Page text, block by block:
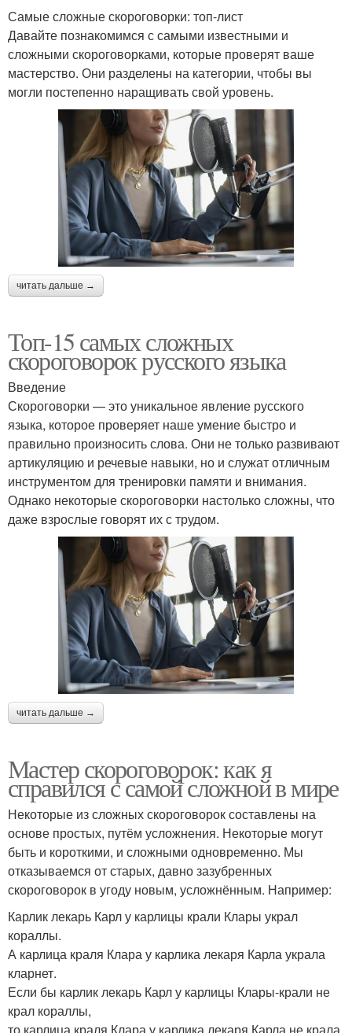
Самые сложные скороговорки: топ-лист
Давайте познакомимся с самыми известными и
сложными скороговорками, которые проверят ваше
мастерство. Они разделены на категории, чтобы вы
могли постепенно наращивать свой уровень.
читать дальше →
Топ-15 самых сложных
скороговорок русского языка
Введение
Скороговорки — это уникальное явление русского
языка, которое проверяет наше умение быстро и
правильно произносить слова. Они не только развивают
артикуляцию и речевые навыки, но и служат отличным
инструментом для тренировки памяти и внимания.
Однако некоторые скороговорки настолько сложны, что
даже взрослые говорят их с трудом.
читать дальше →
Мастер скороговорок: как я
справился с самой сложной в мире
Некоторые из сложных скороговорок составлены на
основе простых, путём усложнения. Некоторые могут
быть и короткими, и сложными одновременно. Мы
отказываемся от старых, давно зазубренных
скороговорок в угоду новым, усложнённым. Например:
Карлик лекарь Карл у карлицы крали Клары украл
кораллы.
А карлица краля Клара у карлика лекаря Карла украла
кларнет.
Если бы карлик лекарь Карл у карлицы Клары-крали не
крал кораллы,
то карлица краля Клара у карлика лекаря Карла не крала